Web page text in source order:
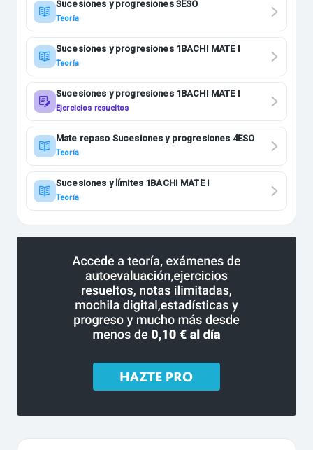
Sucesiones y progresiones 3ESO
Teoría
Sucesiones y progresiones 1BACHI MATE I
Teoría
Sucesiones y progresiones 1BACHI MATE I
Ejercicios resueltos
Mate repaso Sucesiones y progresiones 4ESO
Teoría
Sucesiones y límites 1BACHI MATE I
Teoría